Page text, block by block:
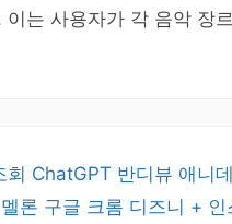
는 사용자가 각 음악 장
회 ChatGPT 반디뷰 애니
멜론 구글 크롬 디즈니 + 인